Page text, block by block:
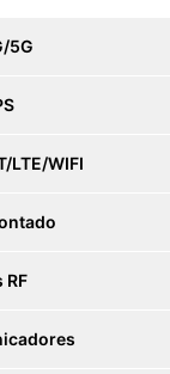
5G
LTE/WIFI
RF